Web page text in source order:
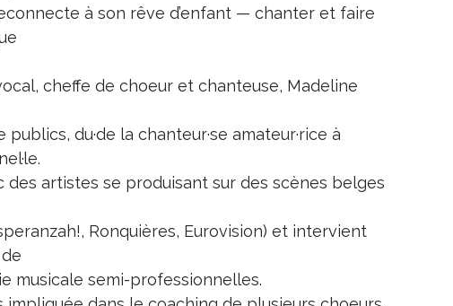
à son rêve d’enfant — chanter et faire
cheffe de choeur et chanteuse, Madeline
du·de la chanteur·se amateur·rice à
des artistes se produisant sur des scènes belges
Ronquières, Eurovision) et intervient
musicale semi-professionnelles.